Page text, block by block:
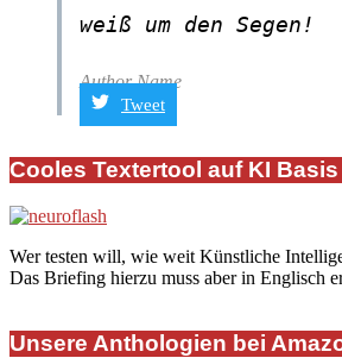
weiß um den Segen!
Author Name
Tweet
12-
12
Cooles Textertool auf KI Basis
Wer testen will, wie weit Künstliche
Das Briefing hierzu muss aber in Englisch
Unsere Anthologien bei